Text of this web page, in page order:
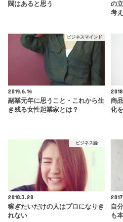
閥はあると思う
の
考
ビジネスマインド
2019.6.14
副業元年に思うこと・これから生
き残る女性起業家とは？
商
化
ビジネス論
2018.3.20
稼ぎたいだけの人はプロになりき
れない
自
も